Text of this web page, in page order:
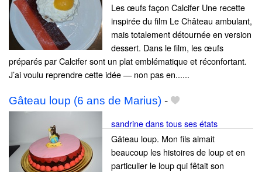
Les œufs façon Calcifer Une recette
inspirée du film Le Château ambulant,
mais totalement détournée en version
dessert. Dans le film, les œufs
préparés par Calcifer sont un plat emblématique et réconfortant.
J’ai voulu reprendre cette idée — non pas en......
Gâteau loup (6 ans de Marius) -
sandrine dans tous ses états
Gâteau loup. Mon fils aimait
beaucoup les histoires de loup et en
particulier le loup qui fêtait son